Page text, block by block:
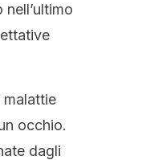
malattie
occhio.
dagli